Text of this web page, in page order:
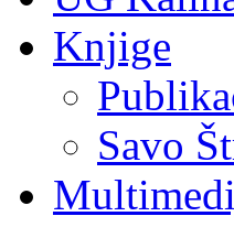
Knjige
Savo